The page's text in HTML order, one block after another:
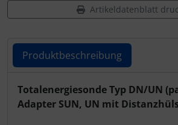
Artikeldatenblatt
Produktbeschreibung
Produktbeschreibung
Totalenergiesonde Typ DN/UN
Adapter SUN, UN mit